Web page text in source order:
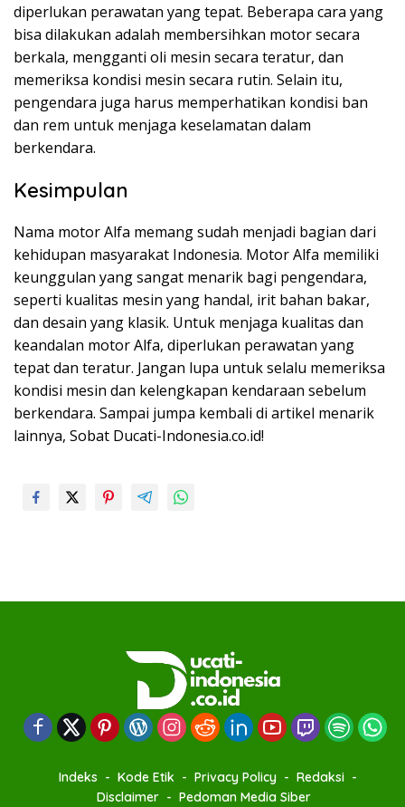
diperlukan perawatan yang tepat. Beberapa cara yang
bisa dilakukan adalah membersihkan motor secara
berkala, mengganti oli mesin secara teratur, dan
memeriksa kondisi mesin secara rutin. Selain itu,
pengendara juga harus memperhatikan kondisi ban
dan rem untuk menjaga keselamatan dalam
berkendara.
Kesimpulan
Nama motor Alfa memang sudah menjadi bagian dari
kehidupan masyarakat Indonesia. Motor Alfa memiliki
keunggulan yang sangat menarik bagi pengendara,
seperti kualitas mesin yang handal, irit bahan bakar,
dan desain yang klasik. Untuk menjaga kualitas dan
keandalan motor Alfa, diperlukan perawatan yang
tepat dan teratur. Jangan lupa untuk selalu memeriksa
kondisi mesin dan kelengkapan kendaraan sebelum
berkendara. Sampai jumpa kembali di artikel menarik
lainnya, Sobat Ducati-Indonesia.co.id!
Indeks Kode Etik Privacy Policy
Redaksi
Disclaimer
Pedoman Media Siber